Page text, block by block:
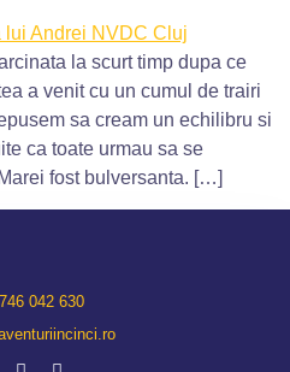
la scurt timp dupa ce
a venit cu un cumul de trairi
sa cream un echilibru si
ca toate urmau sa se
fost bulversanta. […]
042 630